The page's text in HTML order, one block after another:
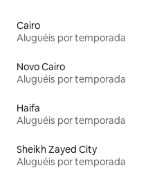
Cairo
Aluguéis por temporada
Novo Cairo
Aluguéis por temporada
Haifa
Aluguéis por temporada
Sheikh Zayed City
Aluguéis por temporada